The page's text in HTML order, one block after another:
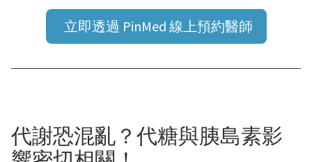
立即透過 PinMed 線上預約醫師
代謝恐混亂？代糖與胰島素影